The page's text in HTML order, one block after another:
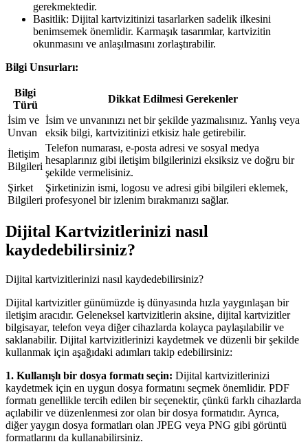
gerekmektedir.
Basitlik: Dijital kartvizitinizi tasarlarken sadelik ilkesini
benimsemek önemlidir. Karmaşık tasarımlar, kartvizitin
okunmasını ve anlaşılmasını zorlaştırabilir.
Bilgi Unsurları:
Bilgi
Türü
Dikkat Edilmesi Gerekenler
İsim ve
Unvan
İsim ve unvanınızı net bir şekilde yazmalısınız. Yanlış veya
eksik bilgi, kartvizitinizi etkisiz hale getirebilir.
İletişim
Bilgileri
Telefon numarası, e-posta adresi ve sosyal medya
hesaplarınız gibi iletişim bilgilerinizi eksiksiz ve doğru bir
şekilde vermelisiniz.
Şirket
Bilgileri
Şirketinizin ismi, logosu ve adresi gibi bilgileri eklemek,
profesyonel bir izlenim bırakmanızı sağlar.
Dijital Kartvizitlerinizi nasıl
kaydedebilirsiniz?
Dijital kartvizitlerinizi nasıl kaydedebilirsiniz?
Dijital kartvizitler günümüzde iş dünyasında hızla yaygınlaşan bir
iletişim aracıdır. Geleneksel kartvizitlerin aksine, dijital kartvizitler
bilgisayar, telefon veya diğer cihazlarda kolayca paylaşılabilir ve
saklanabilir. Dijital kartvizitlerinizi kaydetmek ve düzenli bir şekilde
kullanmak için aşağıdaki adımları takip edebilirsiniz:
1. Kullanışlı bir dosya formatı seçin: Dijital kartvizitlerinizi
kaydetmek için en uygun dosya formatını seçmek önemlidir. PDF
formatı genellikle tercih edilen bir seçenektir, çünkü farklı cihazlarda
açılabilir ve düzenlenmesi zor olan bir dosya formatıdır. Ayrıca,
diğer yaygın dosya formatları olan JPEG veya PNG gibi görüntü
formatlarını da kullanabilirsiniz.